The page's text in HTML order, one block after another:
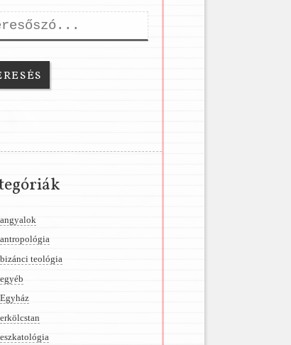
angyalok
antropológia
bizánci teológia
egyéb
Egyház
erkölcstan
eszkatológia